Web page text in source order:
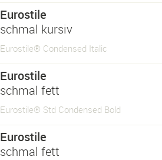
Eurostile
schmal kursiv
Eurostile® Condensed Italic
Eurostile
schmal fett
Eurostile® Std Condensed Bold
Eurostile
schmal fett